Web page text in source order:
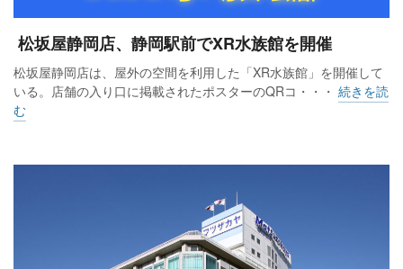
松坂屋静岡店、静岡駅前でXR水族館を開催
松坂屋静岡店は、屋外の空間を利用した「XR水族館」を開催して
いる。店舗の入り口に掲載されたポスターのQRコ・・・ 続きを読
む